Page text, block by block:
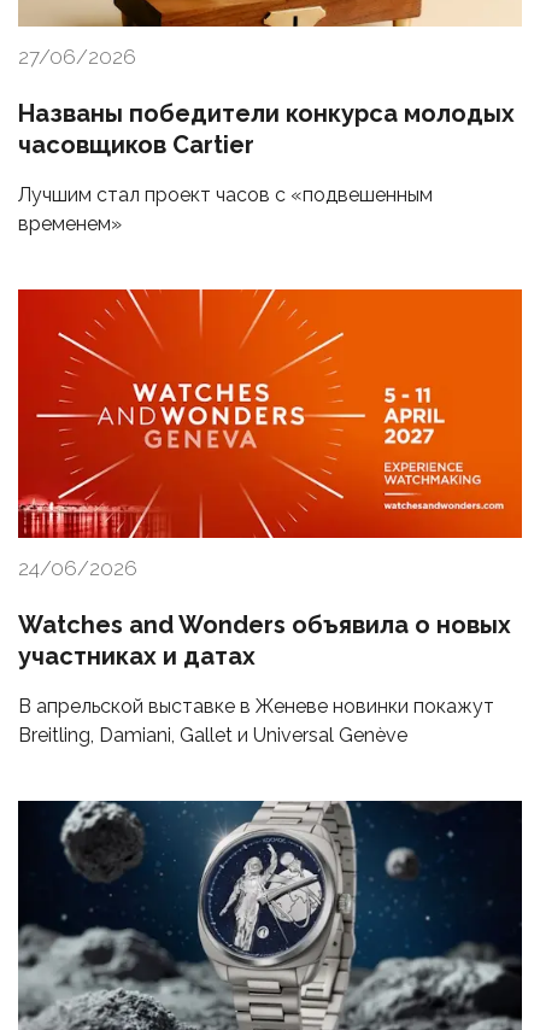
27/06/2026
Названы победители конкурса молодых
часовщиков Cartier
Лучшим стал проект часов с «подвешенным
временем»
24/06/2026
Watches and Wonders объявила о новых
участниках и датах
В апрельской выставке в Женеве новинки покажут
Breitling, Damiani, Gallet и Universal Genève